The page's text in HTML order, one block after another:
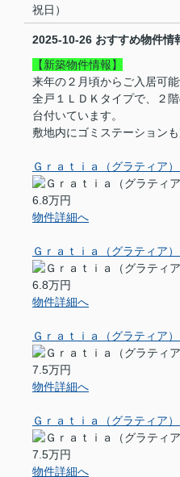
祝日）
2025-10-26 おすすめ物件情
【新築物件情報】
来年の２月頃からご入居可
全戸１ＬＤＫタイプで、２
台付いています。
敷地内にゴミステーションも
Ｇｒａｔｉａ（グラティア
6.8万円
物件詳細へ
Ｇｒａｔｉａ（グラティア
6.8万円
物件詳細へ
Ｇｒａｔｉａ（グラティア
7.5万円
物件詳細へ
Ｇｒａｔｉａ（グラティア
7.5万円
物件詳細へ